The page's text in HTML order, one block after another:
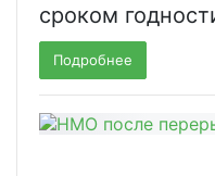
сроком
Подробнее